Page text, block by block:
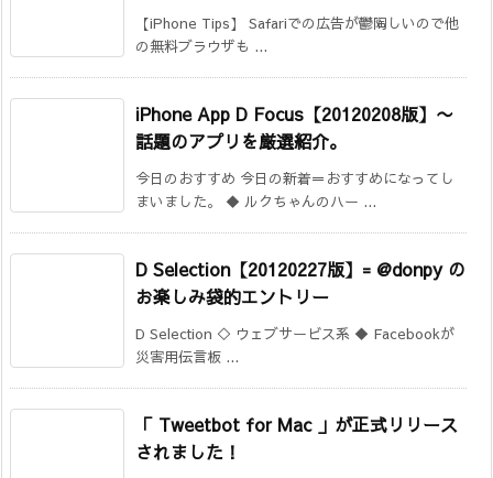
【iPhone Tips】 Safariでの広告が鬱陶しいので他
の無料ブラウザも ...
iPhone App D Focus【20120208版】〜
話題のアプリを厳選紹介。
今日のおすすめ 今日の新着＝おすすめになってし
まいました。 ◆ ルクちゃんのハー ...
D Selection【20120227版】= @donpy の
お楽しみ袋的エントリー
D Selection ◇ ウェブサービス系 ◆ Facebookが
災害用伝言板 ...
「 Tweetbot for Mac 」が正式リリース
されました！